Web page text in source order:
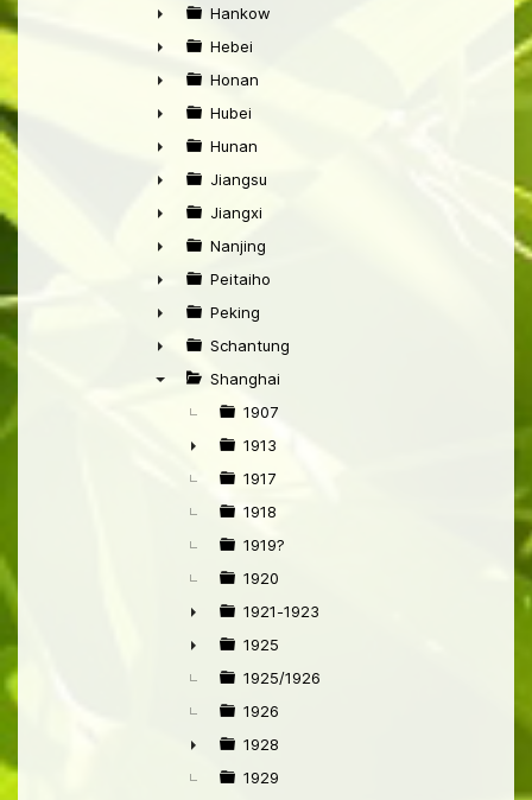
►
►
Hankow
►
Hebei
►
Honan
►
Hubei
►
Hunan
►
Jiangsu
►
Jiangxi
►
Nanjing
►
Peitaiho
►
Peking
►
Schantung
Shanghai
1907
►
1913
1917
1918
1919?
1920
►
1921-1923
►
1925
1925/1926
1926
►
1928
1929